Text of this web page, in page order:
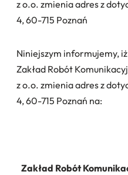
z o.o. zmienia adres z
4, 60-715 Poznań
Niniejszym informujemy,
Zakład Robót
z o.o. zmienia adres z
4, 60-715 Poznań na:
Zakład Robót